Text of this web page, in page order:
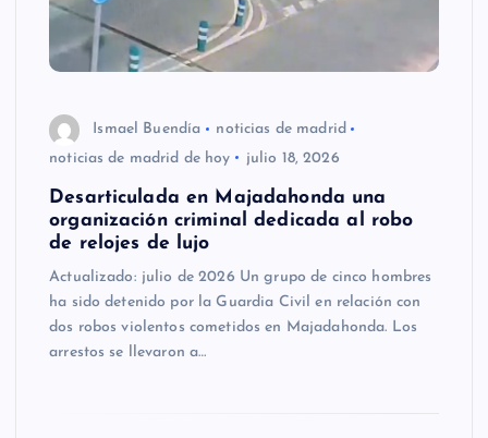
Ismael Buendía
noticias de madrid
noticias de madrid de hoy
julio 18, 2026
Desarticulada en Majadahonda una
organización criminal dedicada al robo
de relojes de lujo
Actualizado: julio de 2026 Un grupo de cinco hombres
ha sido detenido por la Guardia Civil en relación con
dos robos violentos cometidos en Majadahonda. Los
arrestos se llevaron a…